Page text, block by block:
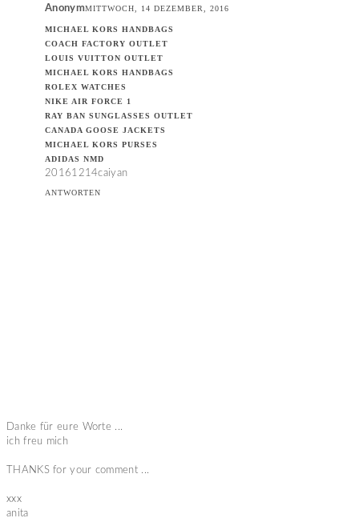
AnonymMITTWOCH, 14 DEZEMBER, 2016
MICHAEL KORS HANDBAGS
COACH FACTORY OUTLET
LOUIS VUITTON OUTLET
MICHAEL KORS HANDBAGS
ROLEX WATCHES
NIKE AIR FORCE 1
RAY BAN SUNGLASSES OUTLET
CANADA GOOSE JACKETS
MICHAEL KORS PURSES
ADIDAS NMD
20161214caiyan
ANTWORTEN
Danke für eure Worte ...
ich freu mich
THANKS for your comment ...
xxx
anita